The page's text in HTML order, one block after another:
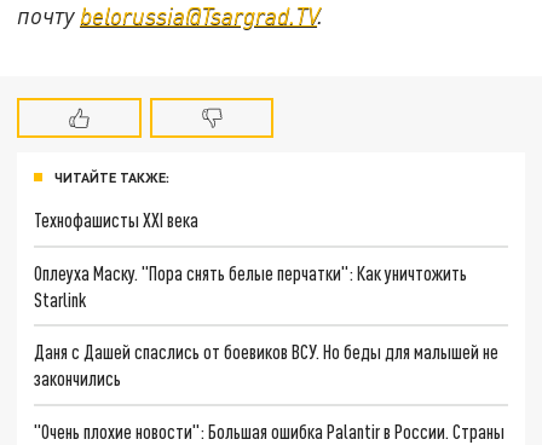
почту belorussia@Tsargrad.TV.
ЧИТАЙТЕ ТАКЖЕ:
Технофашисты XXI века
Оплеуха Маску. "Пора снять белые перчатки": Как уничтожить
Starlink
Даня с Дашей спаслись от боевиков ВСУ. Но беды для малышей не
закончились
"Очень плохие новости": Большая ошибка Palantir в России. Страны